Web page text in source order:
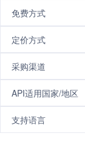
免费方式
定价方式
采购渠道
API适用国家/地区
支持语言